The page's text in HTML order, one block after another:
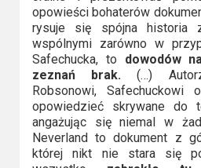
opowieści bohaterów
rysuje się spójna historia
wspólnymi zarówno w
Safechucka, to dowodów
zeznań brak. (…)
Robsonowi, Safechuckowi
opowiedzieć skrywane do
angażując się niemal w
Neverland to dokument z
której nikt nie stara się